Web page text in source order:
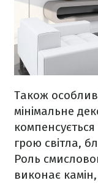
Також
мінімальне
компенсується
грою світла,
Роль
виконає